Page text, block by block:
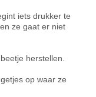
iets drukker te
ze gaat er niet
herstellen.
op waar ze